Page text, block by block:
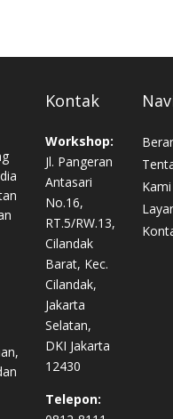
Kontak
Workshop:
Jl. Pangeran
Antasari
No.16,
RT.5/RW.13,
Cilandak
Barat, Kec.
Cilandak,
Jakarta
Selatan,
DKI Jakarta
12430
Telepon:
Kami